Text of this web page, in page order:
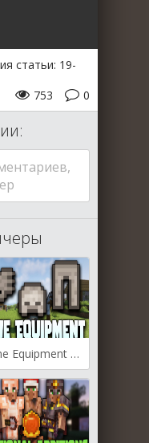
статьи: 19-
0
753
Bone Equipment для Майнкрафт [1.19.4, 1.19.3, 1.19.2]